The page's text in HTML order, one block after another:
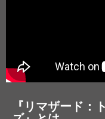
『リマザード：